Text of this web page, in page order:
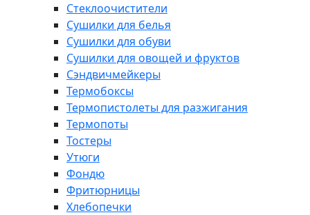
Стеклоочистители
Сушилки для белья
Сушилки для обуви
Сушилки для овощей и фруктов
Сэндвичмейкеры
Термобоксы
Термопистолеты для разжигания
Термопоты
Тостеры
Утюги
Фондю
Фритюрницы
Хлебопечки